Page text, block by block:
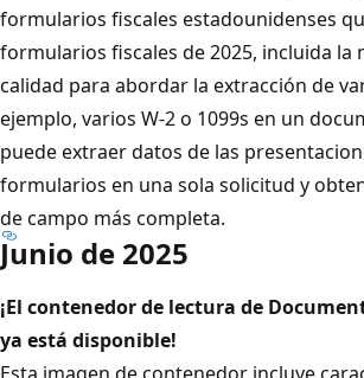
formularios fiscales estadounidenses
formularios fiscales de 2025, incluida la
calidad para abordar la extracción de
ejemplo, varios W-2 o 1099s en un
puede extraer datos de las
formularios en una sola solicitud y
de campo más completa.
Junio de 2025
¡El contenedor de lectura de
ya está disponible!
Esta imagen de contenedor incluye